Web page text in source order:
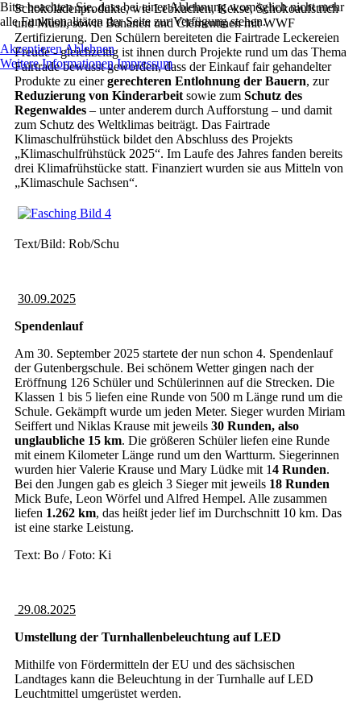
Schokoladenprodukte, wie Lebkuchen, Kekse, Schokoaufstrich
und Müsli, sowie Bananen und Clementinen mit WWF
Zertifizierung. Den Schülern bereiteten die Fairtrade Leckereien
Freude - gleichzeitig ist ihnen durch Projekte rund um das Thema
Fairtrade bewusst geworden, dass der Einkauf fair gehandelter
Produkte zu einergerechteren Entlohnung der Bauern, zur
Reduzierung von Kinderarbeit sowie zum Schutz des
Regenwaldes – unter anderem durch Aufforstung – und damit
zum Schutz des Weltklimas beiträgt. Das Fairtrade
Klimaschulfrühstück bildet den Abschluss des Projekts
„Klimaschulfrühstück 2025“. Im Laufe des Jahres fanden bereits
drei Klimafrühstücke statt. Finanziert wurden sie aus Mitteln von
„Klimaschule Sachsen“.
Text/Bild: Rob/Schu
30.09.2025
Spendenlauf
Am 30. September 2025 startete der nun schon 4. Spendenlauf
der Gutenbergschule. Bei schönem Wetter gingen nach der
Eröffnung 126 Schüler und Schülerinnen auf die Strecken. Die
Klassen 1 bis 5 liefen eine Runde von 500 m Länge rund um die
Schule. Gekämpft wurde um jeden Meter. Sieger wurden Miriam
Seiffert und Niklas Krause mit jeweils 30 Runden, also
unglaubliche 15 km. Die größeren Schüler liefen eine Runde
mit einem Kilometer Länge rund um den Wartturm. Siegerinnen
wurden hier Valerie Krause und Mary Lüdke mit 14 Runden.
Bei den Jungen gab es gleich 3 Sieger mit jeweils 18 Runden
Mick Bufe, Leon Wörfel und Alfred Hempel. Alle zusammen
liefen 1.262 km, das heißt jeder lief im Durchschnitt 10 km. Das
ist eine starke Leistung.
Text: Bo / Foto: Ki
29.08.2025
Umstellung der Turnhallenbeleuchtung auf LED
Mithilfe von Fördermitteln der EU und des sächsischen
Landtages kann die Beleuchtung in der Turnhalle auf LED
Leuchtmittel umgerüstet werden.
Bitte beachten Sie, dass bei einer Ablehnung womöglich nicht mehr
alle Funktionalitäten der Seite zur Verfügung stehen.
AkzeptierenAblehnen
Weitere Informationen Impressum